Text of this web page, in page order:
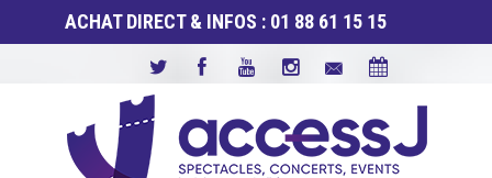
ACHAT DIRECT & INFOS : 01 88 61 15 15